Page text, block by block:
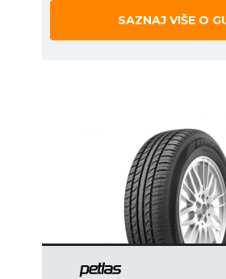
SAZNAJ VIŠE O